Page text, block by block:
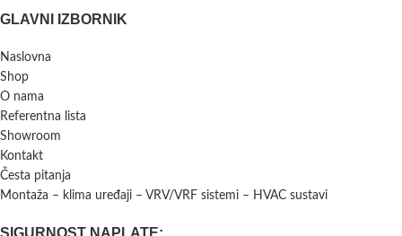
GLAVNI IZBORNIK
Naslovna
Shop
O nama
Referentna lista
Showroom
Kontakt
Česta pitanja
Montaža – klima uređaji – VRV/VRF sistemi – HVAC sustavi
SIGURNOST NAPLATE: